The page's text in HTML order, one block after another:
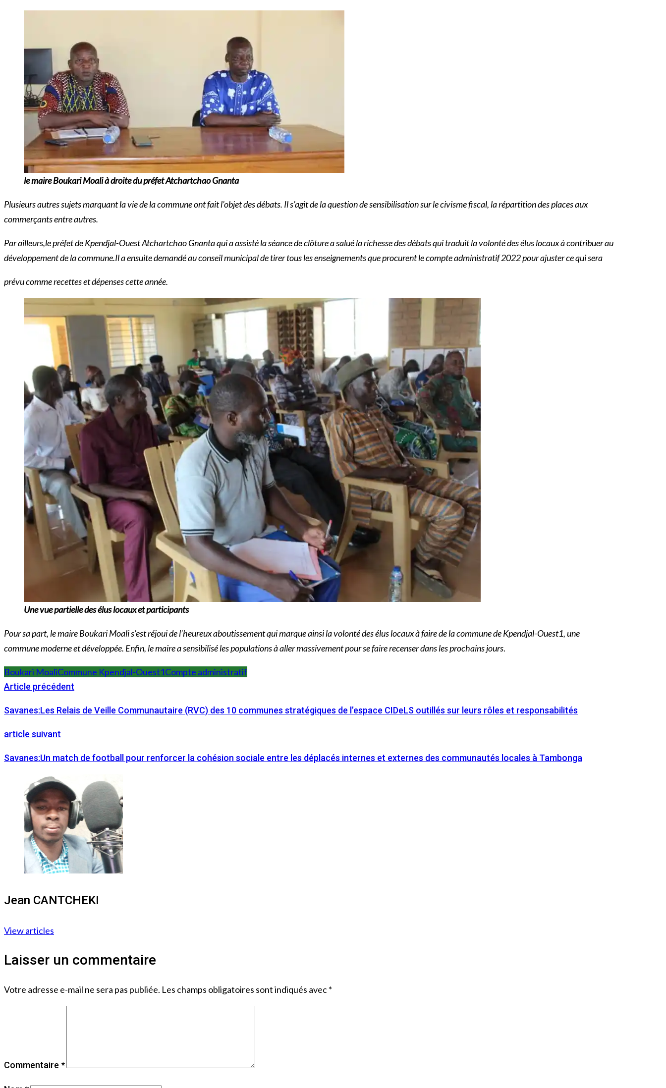
le maire Boukari Moali à droite du préfet Atchartchao Gnanta
Plusieurs autres sujets marquant la vie de la commune ont fait l’objet des débats. Il s’agit de la question de sensibilisation sur le civisme fiscal, la répartition des places aux
commerçants entre autres.
Par ailleurs,le préfet de Kpendjal-Ouest Atchartchao Gnanta qui a assisté la séance de clôture a salué la richesse des débats qui traduit la volonté des élus locaux à contribuer au
développement de la commune.Il a ensuite demandé au conseil municipal de tirer tous les enseignements que procurent le compte administratif 2022 pour ajuster ce qui sera
prévu comme recettes et dépenses cette année.
Unevuepartielle des élus locaux et participants
Pour sa part, le maire Boukari Moali s’est réjoui de l’heureux aboutissement qui marque ainsi la volonté des élus locaux à faire de la commune de Kpendjal-Ouest1, une
commune moderne et développée. Enfin, le maire a sensibilisé les populations à aller massivement pour se faire recenser dans les prochains jours.
Boukari MoaliCommune Kpendjal-Ouest1Compte administratif
Article précédent
Savanes:Les Relais de Veille Communautaire (RVC) des 10 communes stratégiques de l’espace CIDeLS outillés sur leurs rôles et responsabilités
article suivant
Savanes:Un match de football pour renforcer la cohésion sociale entre les déplacés internes et externes des communautés locales à Tambonga
Jean CANTCHEKI
View articles
Laisser un commentaire
Votre adresse e-mail ne sera pas publiée. Les champs obligatoires sont indiqués avec*
Commentaire *